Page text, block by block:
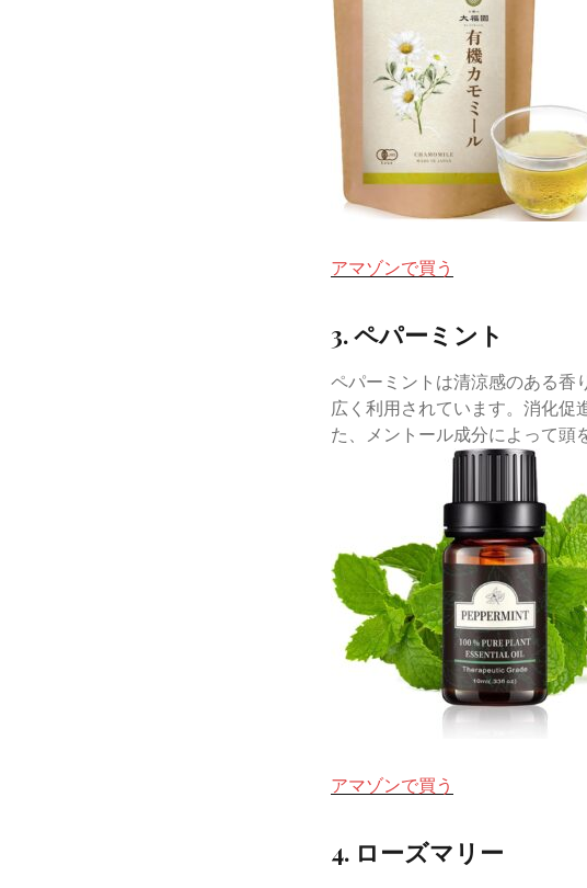
アマゾンで買う
3. ペパーミント
ペパーミントは清涼感のある香
広く利用されています。消化促
た、メントール成分によって頭
アマゾンで買う
4. ローズマリー